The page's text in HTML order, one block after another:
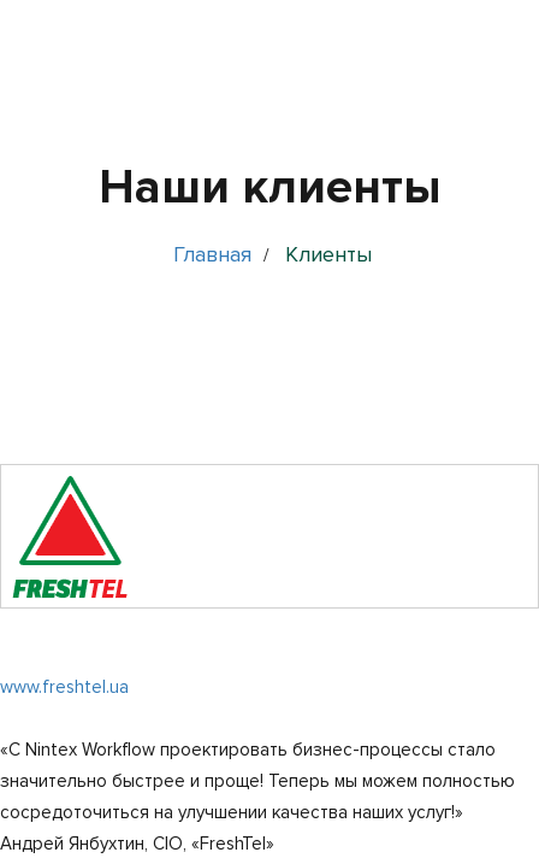
Наши клиенты
Главная / Клиенты
www.freshtel.ua
«С Nintex Workflow проектировать бизнес-процессы стало
значительно быстрее и проще! Теперь мы можем полностью
сосредоточиться на улучшении качества наших услуг!»
Андрей Янбухтин, CIO, «FreshTel»